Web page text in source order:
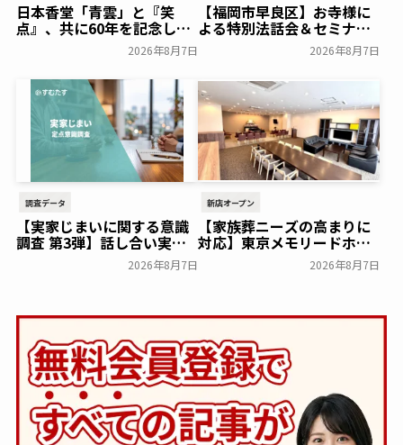
日本香堂「青雲」と『笑
点』、共に60年を記念した
初コラボ！オリジナルグッ
ズのプレゼントキャンペー
ンを実施～日本香堂～
一般公開
2026年8月7日
【福岡市早良区】お寺様に
よる特別法話会＆セミナー
特典「無料試食会」を8月
18日(月)にシティホール飯
倉にて開催！～ベルコ～
一般公開
2026年8月7日
調査データ
【実家じまいに関する意識
調査 第3弾】話し合い実施
率は29.5％で前回から低
下。「大相続時代」でも家
2026年8月7日
新店オープン
【家族葬ニーズの高まりに
対応】東京メモリードホー
ルに貸切型家族葬空間『第
８ホール～Living～』オー
2026年8月7日